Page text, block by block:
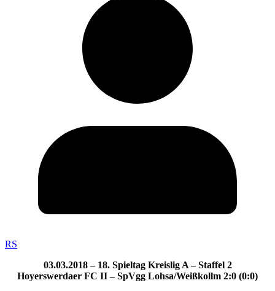
RS
03.03.2018 – 18. Spieltag Kreislig A – Staffel 2
Hoyerswerdaer FC II – SpVgg Lohsa/Weißkollm 2:0 (0:0)